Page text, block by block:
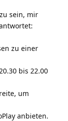
sein, mir
zu einer
bis 22.00
um
anbieten.